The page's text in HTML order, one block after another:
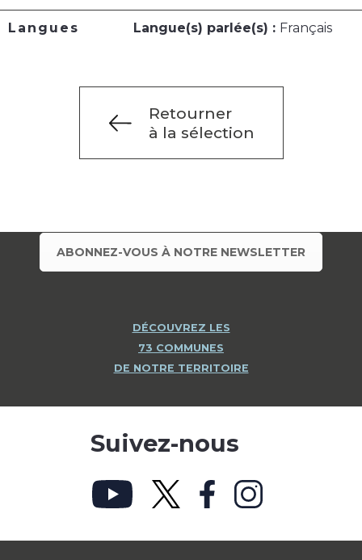
Langues Langue(s) parlée(s) : Français
Retourner
à la sélection
ABONNEZ-VOUS À NOTRE NEWSLETTER
DÉCOUVREZ LES
73 COMMUNES
DE NOTRE TERRITOIRE
Suivez-nous